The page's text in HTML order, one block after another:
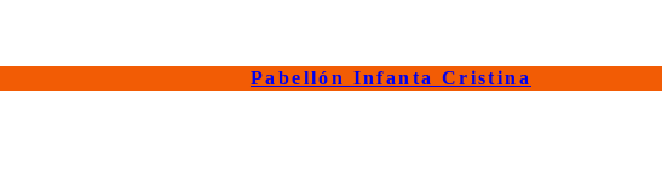
Pabellón Infanta Cristina